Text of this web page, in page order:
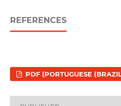
REFERENCES
PDF (PORTUGUESE